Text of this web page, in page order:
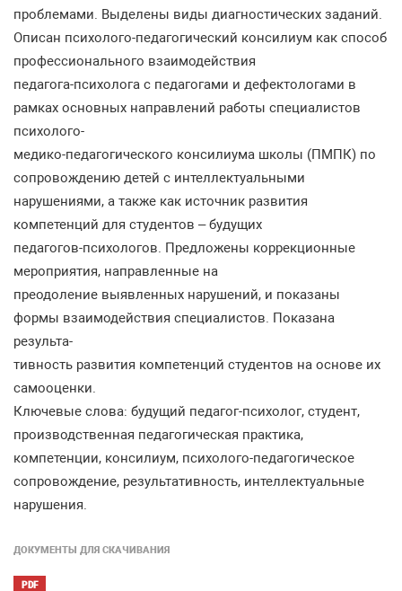
проблемами. Выделены виды диагностических заданий.
Описан психолого-педагогический консилиум как способ
профессионального взаимодействия
педагога-психолога с педагогами и дефектологами в
рамках основных направлений работы специалистов
психолого-
медико-педагогического консилиума школы (ПМПК) по
сопровождению детей с интеллектуальными
нарушениями, а также как источник развития
компетенций для студентов – будущих
педагогов-психологов. Предложены коррекционные
мероприятия, направленные на
преодоление выявленных нарушений, и показаны
формы взаимодействия специалистов. Показана
результа-
тивность развития компетенций студентов на основе их
самооценки.
Ключевые слова: будущий педагог-психолог, студент,
производственная педагогическая практика,
компетенции, консилиум, психолого-педагогическое
сопровождение, результативность, интеллектуальные
нарушения.
ДОКУМЕНТЫ ДЛЯ СКАЧИВАНИЯ
PDF